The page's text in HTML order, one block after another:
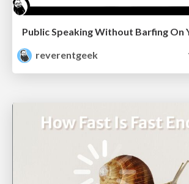
reverentgeek